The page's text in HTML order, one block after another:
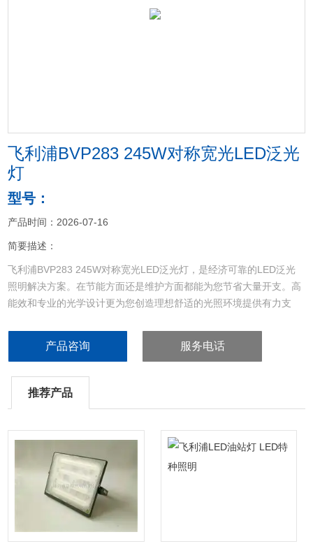
飞利浦BVP283 245W对称宽光LED泛光
灯
型号：
产品时间：2026-07-16
简要描述：
飞利浦BVP283 245W对称宽光LED泛光灯，是经济可靠的LED泛光
照明解决方案。在节能方面还是维护方面都能为您节省大量开支。高
能效和专业的光学设计更为您创造理想舒适的光照环境提供有力支
用），港口机械 轮胎吊/龙门吊/挢吊，在严苛应用环境下 *的安全保
产品咨询 服务电话
推荐产品